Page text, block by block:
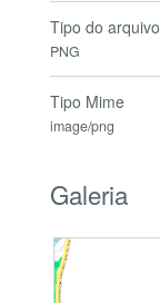
Tipo do arquivo
PNG
Tipo Mime
image/png
Galeria